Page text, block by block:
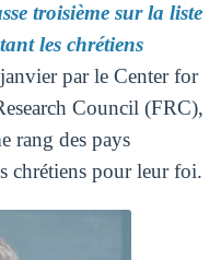
troisième sur la liste
les chrétiens
par le Center for
Council (FRC),
rang des pays
chrétiens pour leur foi.